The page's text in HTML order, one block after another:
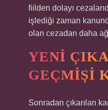
fiilden dolayı
işlediği zaman
olan cezadan daha
YENI
GEÇMIŞI
Sonradan çıkarılan